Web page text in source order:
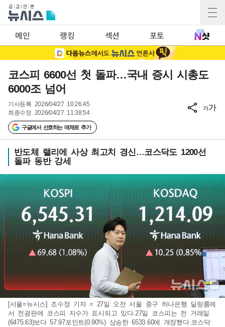
메인 랭킹 섹션 포토
코스피 6600선 첫 돌파…국내 증시 시총도
6000조 넘어
기사등록 2026/04/27 10:26:45
최종수정 2026/04/27 11:38:54
구글에서 선호하는 매체로 추가
가가
반도체 랠리에 사상 최고치 경신…코스닥도 1200선
돌파 동반 강세
[서울=뉴시스] 조수정 기자 = 27일 오전 서울 중구 하나은행 딜링룸에
서 전광판에 코스피 지수가 표시되고 있다.27일 코스피는 전 거래일
(6475.63)보다 57.97포인트(0.90%) 상승한 6533.60에 개장했다.코스닥